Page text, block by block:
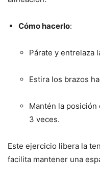
Cómo hacerlo:
Párate y entrelaza
Estira los brazos
Mantén la
3 veces.
Este ejercicio libera la
facilita mantener una